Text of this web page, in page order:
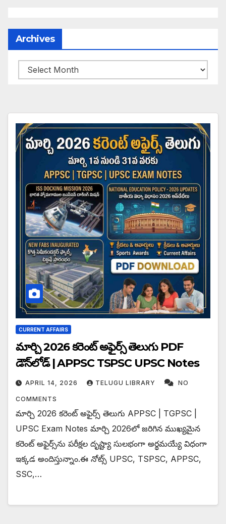
Archives
Archives
CURRENT AFFAIRS
మార్చి 2026 కరెంట్ అఫైర్స్ తెలుగు PDF
డౌన్‌లోడ్ | APPSC TSPSC UPSC Notes
APRIL 14, 2026 TELUGU LIBRARY NO
COMMENTS
మార్చి 2026 కరెంట్ అఫైర్స్ తెలుగు APPSC | TGPSC |
UPSC Exam Notes మార్చి 2026లో జరిగిన ముఖ్యమైన
కరెంట్ అఫైర్స్‌ను పరీక్షల దృష్ట్యా సులభంగా అర్థమయ్యే విధంగా
ఇక్కడ అందిస్తున్నాం.ఈ నోట్స్ UPSC, TSPSC, APPSC,
SSC,…